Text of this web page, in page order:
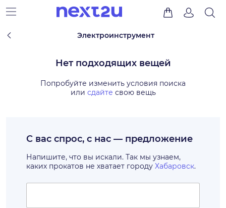
Электроинструмент
Нет подходящих вещей
Попробуйте изменить условия поиска
или сдайте свою вещь
С вас спрос, с нас — предложение
Напишите, что вы искали. Так мы узнаем,
каких прокатов не хватает городу Хабаровск.